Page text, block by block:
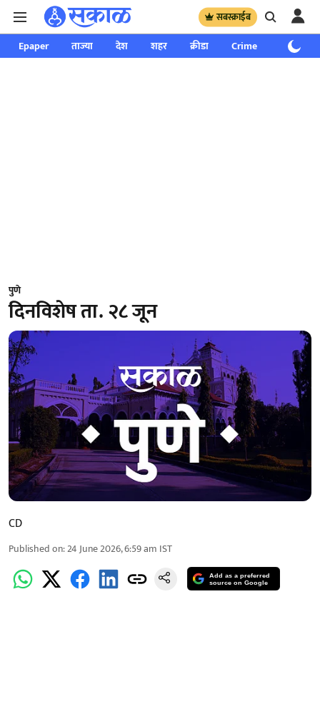
सबस्क्राईब
Epaper ताज्या देश शहर क्रीडा Crime साप्ताहिक
पुणे
दिनविशेष ता. २८ जून
CD
Published on:24 June 2026, 6:59 am IST
Add as a preferred
source on Google